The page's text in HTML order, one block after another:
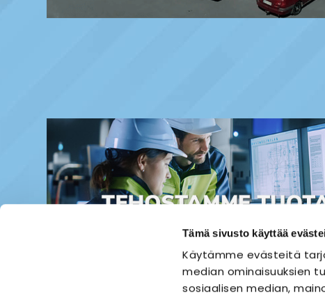
Tämä sivusto käyttää
Käytämme evästeitä
median ominaisuuksien
sosiaalisen median,